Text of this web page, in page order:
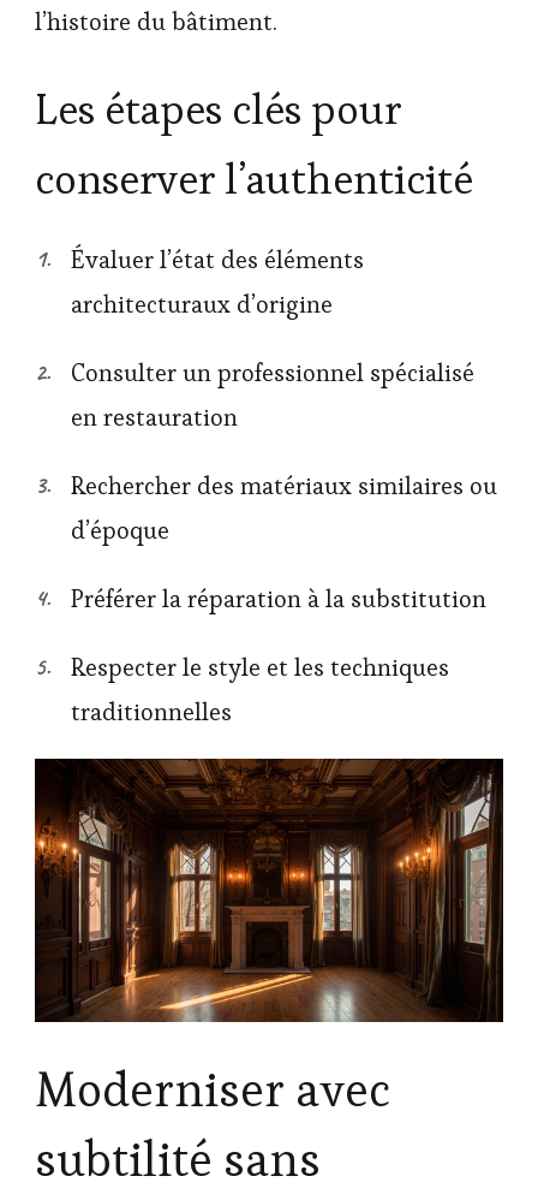
l’histoire du bâtiment.
Les étapes clés pour
conserver l’authenticité
Évaluer l’état des éléments
architecturaux d’origine
Consulter un professionnel spécialisé
en restauration
Rechercher des matériaux similaires ou
d’époque
Préférer la réparation à la substitution
Respecter le style et les techniques
traditionnelles
Moderniser avec
subtilité sans